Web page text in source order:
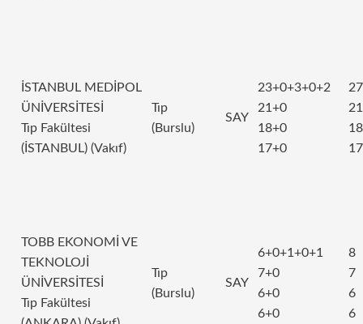
İSTANBUL MEDİPOL
ÜNİVERSİTESİ
Tıp Fakültesi
(İSTANBUL) (Vakıf)
Tıp
(Burslu)
SAY
23+0+3+0+2
21+0
18+0
17+0
27
21
18
17
TOBB EKONOMİ VE
TEKNOLOJİ
ÜNİVERSİTESİ
Tıp Fakültesi
Tıp
(Burslu)
SAY
6+0+1+0+1
7+0
6+0
6+0
8
7
6
6